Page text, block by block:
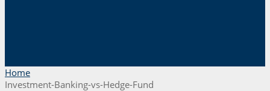
Home
Investment-Banking-vs-Hedge-Fund